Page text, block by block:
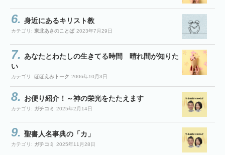
身近にあるキリスト教
カテゴリ: 東北あさのことば 2023年7月29日
あなたとわたしの生きてる時間 晴れ間が知りた
い
カテゴリ: ほほえみトーク 2006年10月3日
お便り紹介！～神の栄光をたたえます
カテゴリ: ガチコミ 2025年2月14日
聖書人名事典の「カ」
カテゴリ: ガチコミ 2025年11月28日